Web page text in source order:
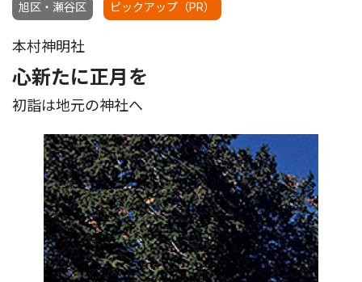
旭区・瀬谷区 ピックアップ（PR）
本村神明社
心新たに正月を
初詣は地元の神社へ